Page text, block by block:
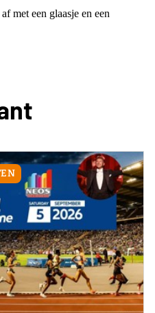
met een glaasje en een